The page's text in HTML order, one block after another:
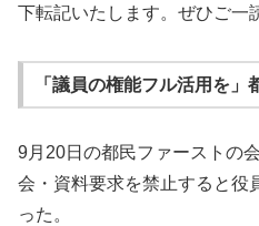
下転記いたします。ぜひご一
「 議員の権能フル活用を 」
9月20日の都民ファーストの
会・資料要求を禁止すると役
った。